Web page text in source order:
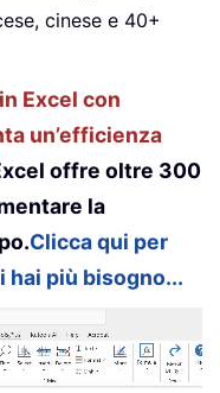
cinese e 40+
Excel con
un’efficienza
offre oltre 300
la
Clicca qui per
più bisogno...